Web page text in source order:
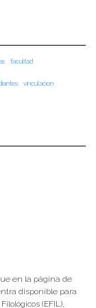
facultad
vinculacion
en la página de
disponible para
(EFIL),